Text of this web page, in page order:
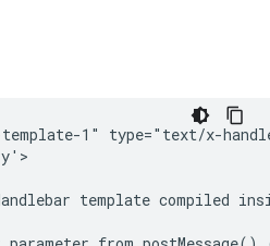
1" type="text/x-
template compiled